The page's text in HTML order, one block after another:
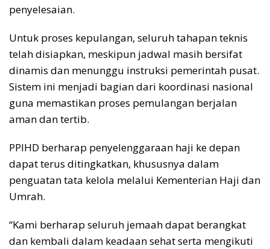
penyelesaian.
Untuk proses kepulangan, seluruh tahapan teknis
telah disiapkan, meskipun jadwal masih bersifat
dinamis dan menunggu instruksi pemerintah pusat.
Sistem ini menjadi bagian dari koordinasi nasional
guna memastikan proses pemulangan berjalan
aman dan tertib.
PPIHD berharap penyelenggaraan haji ke depan
dapat terus ditingkatkan, khususnya dalam
penguatan tata kelola melalui Kementerian Haji dan
Umrah.
“Kami berharap seluruh jemaah dapat berangkat
dan kembali dalam keadaan sehat serta mengikuti